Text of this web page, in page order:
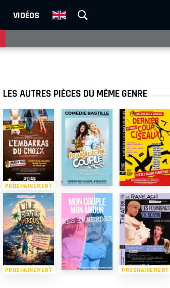
VIDÉOS
LES AUTRES PIÈCES DU MÊME GENRE
PROCHAINEMENT
PROCHAINEMENT PROCHAINEMENT